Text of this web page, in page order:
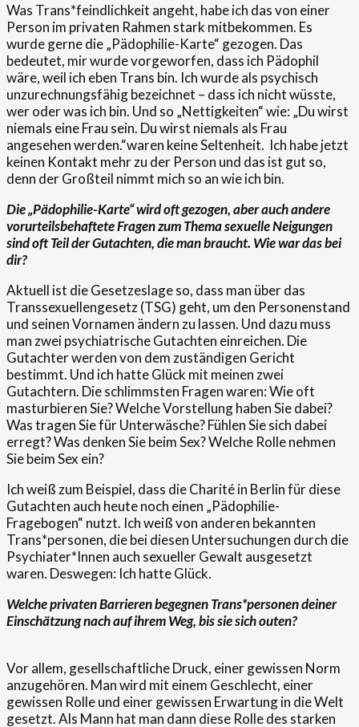
Was Trans*feindlichkeit angeht, habe ich das von einer
Person im privaten Rahmen stark mitbekommen. Es
wurde gerne die „Pädophilie-Karte“ gezogen. Das
bedeutet, mir wurde vorgeworfen, dass ich Pädophil
wäre, weil ich eben Trans bin. Ich wurde als psychisch
unzurechnungsfähig bezeichnet – dass ich nicht wüsste,
wer oder was ich bin. Und so „Nettigkeiten“ wie: „Du wirst
niemals eine Frau sein. Du wirst niemals als Frau
angesehen werden.“waren keine Seltenheit. Ich habe jetzt
keinen Kontakt mehr zu der Person und das ist gut so,
denn der Großteil nimmt mich so an wie ich bin.
Die „Pädophilie-Karte“ wird oft gezogen, aber auch andere
vorurteilsbehaftete Fragen zum Thema sexuelle Neigungen
sind oft Teil der Gutachten, die man braucht. Wie war das bei
dir?
Aktuell ist die Gesetzeslage so, dass man über das
Transsexuellengesetz (TSG) geht, um den Personenstand
und seinen Vornamen ändern zu lassen. Und dazu muss
man zwei psychiatrische Gutachten einreichen. Die
Gutachter werden von dem zuständigen Gericht
bestimmt. Und ich hatte Glück mit meinen zwei
Gutachtern. Die schlimmsten Fragen waren: Wie oft
masturbieren Sie? Welche Vorstellung haben Sie dabei?
Was tragen Sie für Unterwäsche? Fühlen Sie sich dabei
erregt? Was denken Sie beim Sex? Welche Rolle nehmen
Sie beim Sex ein?
Ich weiß zum Beispiel, dass die Charité in Berlin für diese
Gutachten auch heute noch einen „Pädophilie-
Fragebogen“ nutzt. Ich weiß von anderen bekannten
Trans*personen, die bei diesen Untersuchungen durch die
Psychiater*Innen auch sexueller Gewalt ausgesetzt
waren. Deswegen: Ich hatte Glück.
Welche privaten Barrieren begegnen Trans*personen deiner
Einschätzung nach auf ihrem Weg, bis sie sich outen?
Vor allem, gesellschaftliche Druck, einer gewissen Norm
anzugehören. Man wird mit einem Geschlecht, einer
gewissen Rolle und einer gewissen Erwartung in die Welt
gesetzt. Als Mann hat man dann diese Rolle des starken